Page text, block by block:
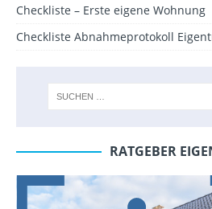
Checkliste – Erste eigene Wohnung
Checkliste Abnahmeprotokoll
RATGEBER